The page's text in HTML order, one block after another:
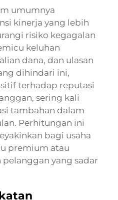
umumnya
kinerja yang lebih
risiko kegagalan
keluhan
dana, dan ulasan
dihindari ini,
terhadap reputasi
sering kali
tambahan dalam
Perhitungan ini
bagi usaha
premium atau
yang sadar